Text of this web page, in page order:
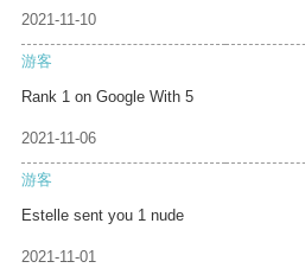
2021-11-10
游客
Rank 1 on Google With 5
2021-11-06
游客
Estelle sent you 1 nude
2021-11-01